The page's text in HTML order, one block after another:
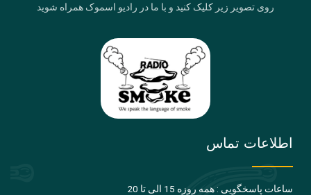
روی تصویر زیر کلیک کنید و با ما در رادیو اسموک همراه شوید
اطلاعات تماس
ساعات پاسخگویی : همه روزه 15 الی تا 20